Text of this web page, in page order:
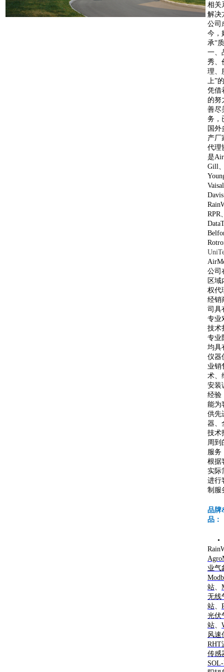
相关
解决
公司
今，
承“
一、
秀、
理、
上”
凭借
的努
善尽
务，
国外
产厂
代理
是
Gill
RPR
公司
区域
权代
经销
司具
专业
技术
专业
均具
仪器
业销
术、
安装
经验
能为
供先
器、
技术
周到
服务
根据
实际
进行
制服
品牌
品：
•
业气
站
无线
站
光伏
站
风速
RHT
传感